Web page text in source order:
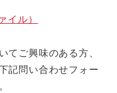
イル）
てご興味のある方、
記問い合わせフォー